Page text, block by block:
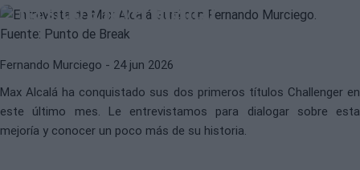
ha sido a nivel mental”
Fernando Murciego - 24 jun 2026
Max Alcalá ha conquistado sus dos primeros títulos Challenger en
este último mes. Le entrevistamos para dialogar sobre esta
mejoría y conocer un poco más de su historia.